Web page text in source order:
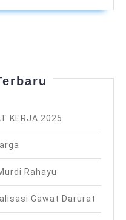
KERJA 2025
Rahayu
Gawat Darurat